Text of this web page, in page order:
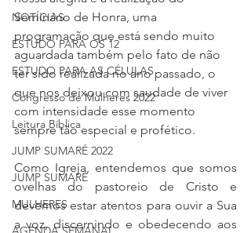
NOTÍCIAS
ESTUDO PARA OS 12
ESTUDO PARA AS CÉLULAS
Congresso de Mulheres 2022
Leitura Bíblica
JUMP SUMARÉ 2022
JUMP SUMARÉ
MULHERES
Seminário de Honra, uma
programação que está sendo muito
aguardada também pelo fato de não
ter sido realizada no ano passado, o
que nos deixou com saudade de viver
com intensidade esse momento
sempre tão especial e profético.
Como Igreja, entendemos que somos
ovelhas do pastoreio de Cristo e
devemos estar atentos para ouvir a Sua
a voz, discernindo e obedecendo aos